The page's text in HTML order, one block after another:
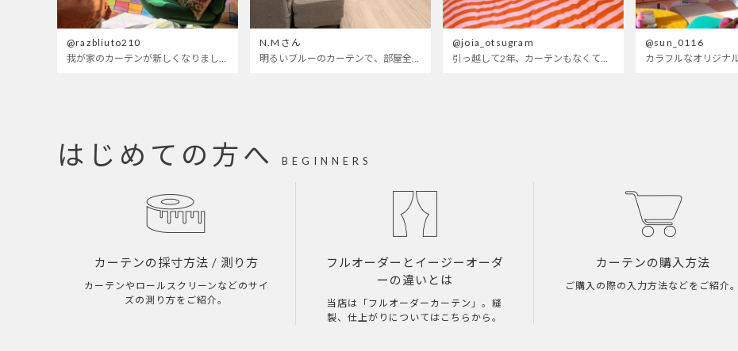
@razbliuto210
我が家のカーテンが新しくなりました🌼早起きが超絶苦手な私が、思わず朝カーテンを開けて光合成するようになったステンドグラスカーテン…！
N.Mさん
明るいブルーのカーテンで、部屋全体が明るく。白を基調とした部屋にぴったりです。
@joia_otsugram
引っ越して2年、カーテンもなくて放置されてた部屋wせめてもの可愛くしたくてつけたベットカバーもサイズが合ってないので思いっきり全部変えてみたら、遂に生まれ変わった〜
@sun_0116
はじめての方へ BEGINNERS
カーテンの採寸方法 / 測り方
カーテンやロールスクリーンなどのサイ
ズの測り方をご紹介。
フルオーダーとイージーオーダ
ーの違いとは
当店は「フルオーダーカーテン」。縫
製、仕上がりについてはこちらから。
カーテンの購入方法
ご購入の際の入力方法などをご紹介。